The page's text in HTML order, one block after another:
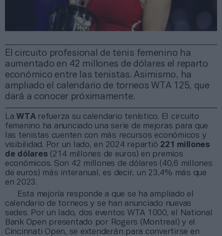
El circuito profesional de tenis femenino ha
aumentado en 42 millones de dólares el reparto
económico entre las tenistas. Asimismo, ha
ampliado el calendario de torneos WTA 125, que
dará a conocer próximamente.
La WTArefuerza su calendario tenístico. El circuito
femenino ha anunciado una serie de mejoras para que
las tenistas cuenten con más recursos económicos y
visibilidad. Por un lado, en 2024 repartió 221 millones
de dólares (214 millones de euros) en premios
económicos. Son 42 millones de dólares (40,6 millones
de euros) más interanual, es decir, un 23,4% más que
en 2023.
Esta mejoría responde a que se ha ampliado el
calendario de torneos y se han anunciado nuevas
sedes. Por un lado, dos eventos WTA 1000, el National
Bank Open presentado por Rogers (Montreal) y el
Cincinnati Open, se extenderán para convertirse en